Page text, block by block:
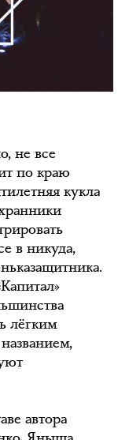
не все
по краю
кукла
в никуда,
лёгким
автора